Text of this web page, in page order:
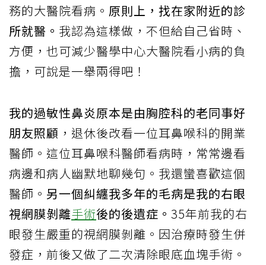
務的大醫院看病。 原則上，找在家附近的診
所就醫。 我認為這樣做，不但給自己省時、
方便，也可減少醫學中心大醫院看小病的負
擔，可說是一舉兩得吧！
我的過敏性鼻炎原本是由胸腔科的老同事好
朋友照顧 ，退休後改看一位耳鼻喉科的開業
醫師。這位耳鼻喉科醫師看病時，常常邊看
病邊和病人幽默地聊幾句。我還蠻喜歡這個
醫師。 另一個糾纏我多年的毛病是我的右眼
視網膜剝離手術後的後遺症。 35年前我的右
眼發生嚴重的視網膜剝離。因治療時發生併
發症，前後又做了二次清除眼底血塊手術。